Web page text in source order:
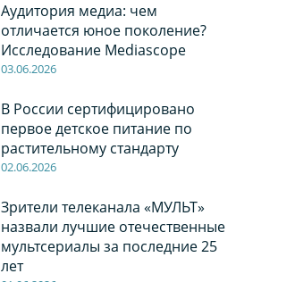
Аудитория медиа: чем
отличается юное поколение?
Исследование Mediascope
03.06.2026
В России сертифицировано
первое детское питание по
растительному стандарту
02.06.2026
Зрители телеканала «МУЛЬТ»
назвали лучшие отечественные
мультсериалы за последние 25
лет